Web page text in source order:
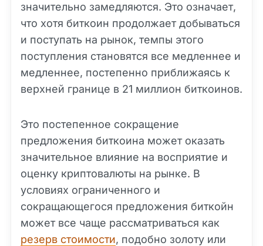
значительно замедляются. Это означает,
что хотя биткоин продолжает добываться
и поступать на рынок, темпы этого
поступления становятся все медленнее и
медленнее, постепенно приближаясь к
верхней границе в 21 миллион биткоинов.
Это постепенное сокращение
предложения биткоина может оказать
значительное влияние на восприятие и
оценку криптовалюты на рынке. В
условиях ограниченного и
сокращающегося предложения биткойн
может все чаще рассматриваться как
резерв стоимости, подобно золоту или